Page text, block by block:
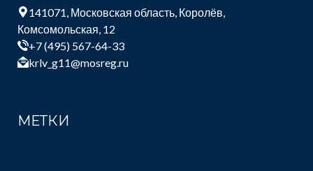
141071, Московская область, Королёв,
Комсомольская, 12
+7 (495) 567-64-33
krlv_g11@mosreg.ru
МЕТКИ